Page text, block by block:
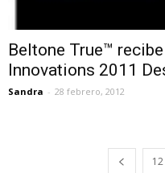
Beltone True™
Innovations 2011
Sandra - 28 febrero, 2012
12